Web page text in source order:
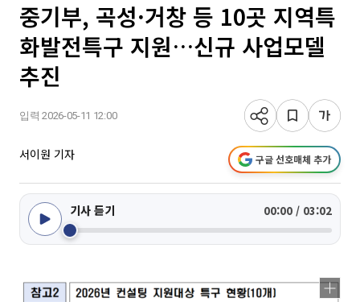
중기부, 곡성·거창 등 10곳 지역특
화발전특구 지원…신규 사업모델
추진
입력 2026-05-11 12:00
서이원 기자 구글 선호매체 추가
기사 듣기 00:00 / 03:02